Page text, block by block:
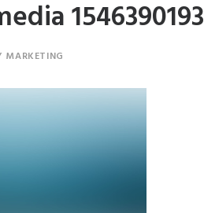
1546390193
MARKETING